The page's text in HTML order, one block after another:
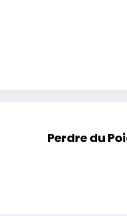
Perdre du